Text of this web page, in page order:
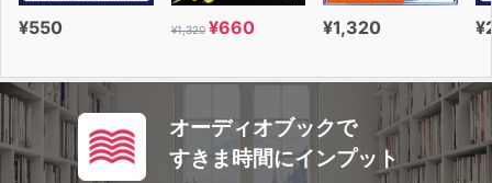
■悟りは起こせると、気づけるか?
自分の本質に“ゆだねる"と悟りは起きる
2016年秋のシフトに向けて
■地球における大麻の役割
いずれ大麻の規制は暖和される
¥550 ¥1,320 ¥660 ¥1,320
オーディオブックで
すきま時間にインプット